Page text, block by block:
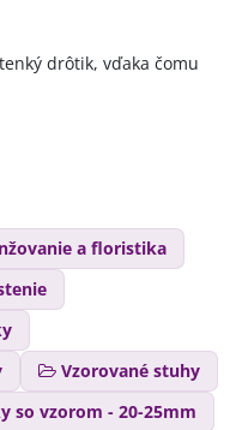
drôtik, vďaka čomu
a floristika
Vzorované stuhy
so vzorom - 20-25mm